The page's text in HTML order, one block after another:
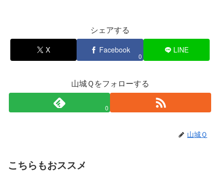
シェアする
X Facebook
0
LINE
山城Ｑをフォローする
0
山城Ｑ
こちらもおススメ